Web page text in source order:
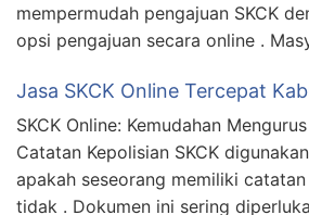
mempermudah pengajuan SKCK
opsi pengajuan secara online .
Jasa SKCK Online Tercepat
SKCK Online: Kemudahan
Catatan Kepolisian SKCK
apakah seseorang memiliki
tidak . Dokumen ini sering